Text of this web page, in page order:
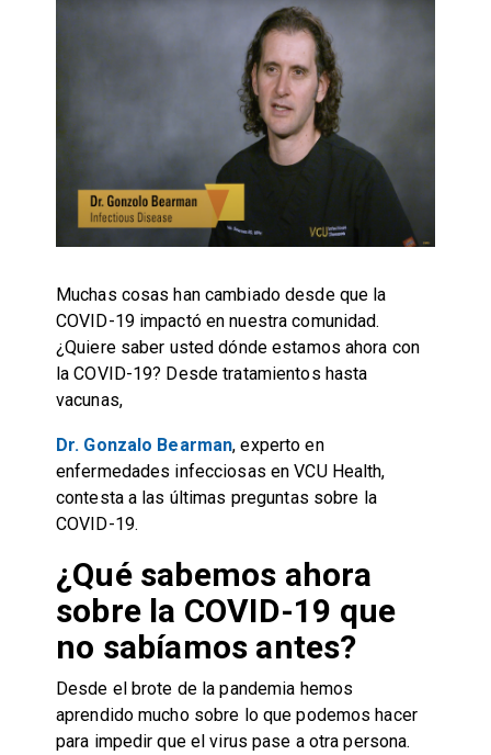
Muchas cosas han cambiado desde que la
COVID-19 impactó en nuestra comunidad.
¿Quiere saber usted dónde estamos ahora con
la COVID-19? Desde tratamientos hasta
vacunas,
Dr. Gonzalo Bearman, experto en
enfermedades infecciosas en VCU Health,
contesta a las últimas preguntas sobre la
COVID-19.
¿Qué sabemos ahora
sobre la COVID-19 que
no sabíamos antes?
Desde el brote de la pandemia hemos
aprendido mucho sobre lo que podemos hacer
para impedir que el virus pase a otra persona.